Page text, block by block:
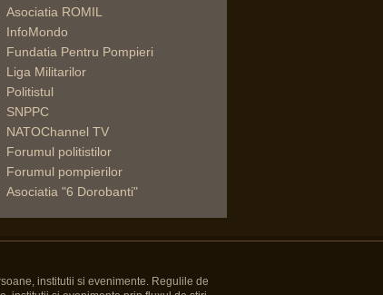
Asociatia ROMIL
InfoMondo
Fundatia Pentru Pompieri
Liga Militarilor
Politistul
SNPPC
NATOChannel TV
Forumul politistilor
Forumul pompierilor
Asociatia "6 Dorobanti"
institutii si evenimente. Regulile de